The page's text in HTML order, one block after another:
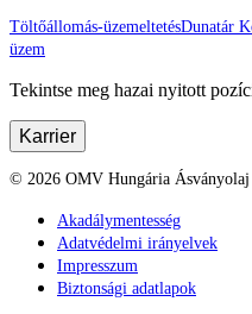
Töltőállomás-üzemeltetésDunatár
üzem
Tekintse meg hazai nyitott
Karrier
© 2026 OMV Hungária
Akadálymentesség
Adatvédelmi irányelvek
Impresszum
Biztonsági adatlapok